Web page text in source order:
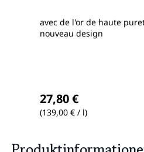
avec de l'or de haute
nouveau design
27,80 €
(139,00 € / l)